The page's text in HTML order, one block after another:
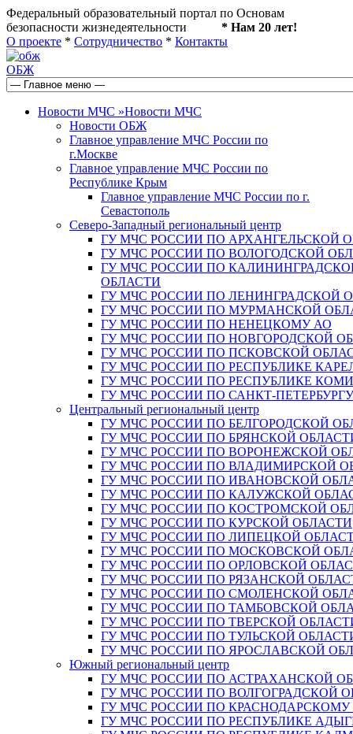
Федеральный образовательный портал по Основам
безопасности жизнедеятельности * Нам 20 лет!
О проекте * Сотрудничество * Контакты
ОБЖ
Новости МЧС »Новости МЧС
Новости ОБЖ
Главное управление МЧС России по
г.Москве
Главное управление МЧС России по
Республике Крым
Главное управление МЧС России по г.
Севастополь
Северо-Западный региональный центр
ГУ МЧС РОССИИ ПО АРХАНГЕЛЬСКОЙ
ГУ МЧС РОССИИ ПО ВОЛОГОДСКОЙ
ГУ МЧС РОССИИ ПО
ОБЛАСТИ
ГУ МЧС РОССИИ ПО ЛЕНИНГРАДСКОЙ
ГУ МЧС РОССИИ ПО МУРМАНСКОЙ
ГУ МЧС РОССИИ ПО НЕНЕЦКОМУ АО
ГУ МЧС РОССИИ ПО НОВГОРОДСКОЙ
ГУ МЧС РОССИИ ПО ПСКОВСКОЙ
ГУ МЧС РОССИИ ПО РЕСПУБЛИКЕ
ГУ МЧС РОССИИ ПО РЕСПУБЛИКЕ КОМИ
ГУ МЧС РОССИИ ПО САНКТ-ПЕТЕРБУРГУ
Центральный региональный центр
ГУ МЧС РОССИИ ПО БЕЛГОРОДСКОЙ
ГУ МЧС РОССИИ ПО БРЯНСКОЙ
ГУ МЧС РОССИИ ПО ВОРОНЕЖСКОЙ
ГУ МЧС РОССИИ ПО ВЛАДИМИРСКОЙ
ГУ МЧС РОССИИ ПО ИВАНОВСКОЙ
ГУ МЧС РОССИИ ПО КАЛУЖСКОЙ
ГУ МЧС РОССИИ ПО КОСТРОМСКОЙ
ГУ МЧС РОССИИ ПО КУРСКОЙ ОБЛАСТИ
ГУ МЧС РОССИИ ПО ЛИПЕЦКОЙ
ГУ МЧС РОССИИ ПО МОСКОВСКОЙ
ГУ МЧС РОССИИ ПО ОРЛОВСКОЙ
ГУ МЧС РОССИИ ПО РЯЗАНСКОЙ
ГУ МЧС РОССИИ ПО СМОЛЕНСКОЙ
ГУ МЧС РОССИИ ПО ТАМБОВСКОЙ
ГУ МЧС РОССИИ ПО ТВЕРСКОЙ
ГУ МЧС РОССИИ ПО ТУЛЬСКОЙ
ГУ МЧС РОССИИ ПО ЯРОСЛАВСКОЙ
Южный региональный центр
ГУ МЧС РОССИИ ПО АСТРАХАНСКОЙ
ГУ МЧС РОССИИ ПО ВОЛГОГРАДСКОЙ
ГУ МЧС РОССИИ ПО
ГУ МЧС РОССИИ ПО РЕСПУБЛИКЕ